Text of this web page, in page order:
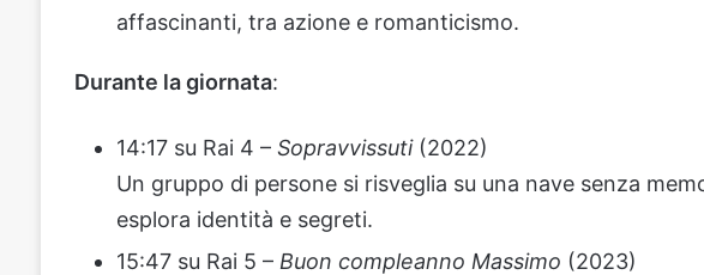
affascinanti, tra azione e romanticismo.
Durante la giornata:
14:17 su Rai 4 – Sopravvissuti(2022)
Un gruppo di persone si risveglia su una nave senza
esplora identità e segreti.
15:47 su Rai 5 – Buon compleanno Massimo (2023)